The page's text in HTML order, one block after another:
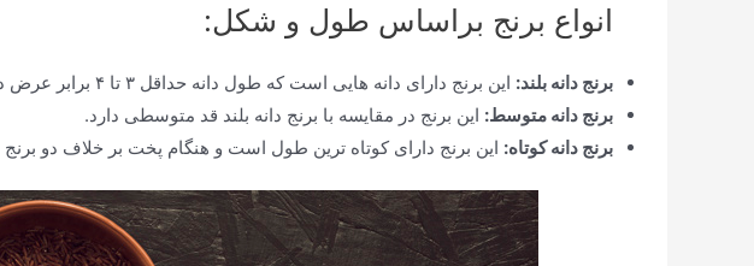
انواع برنج براساس طول و شکل:
برنج دانه بلند: این برنج دارای دانه هایی است که طول دانه حداقل ۳ تا ۴ برابر عرض دانه است.
برنج دانه متوسط: این برنج در مقایسه با برنج دانه بلند قد متوسطی دارد.
برنج دانه کوتاه: این برنج دارای کوتاه ترین طول است و هنگام پخت بر خلاف دو